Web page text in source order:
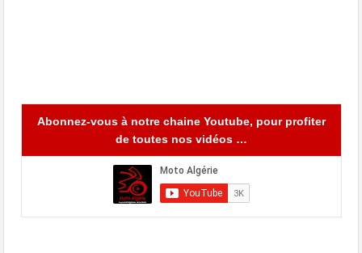
Abonnez-vous à notre chaine Youtube, pour profiter
de toutes nos vidéos …